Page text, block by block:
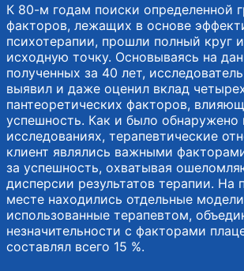
К 80-м годам поиски определенной
факторов, лежащих в основе
психотерапии, прошли полный круг
исходную точку. Основываясь на
полученных за 40 лет,
выявил и даже оценил вклад
пантеоретических факторов,
успешность. Как и было обнаружено
исследованиях, терапевтические
клиент являлись важными
за успешность, охватывая
дисперсии результатов терапии. На
месте находились отдельные
использованные терапевтом,
незначительности с факторами
составлял всего 15 %.